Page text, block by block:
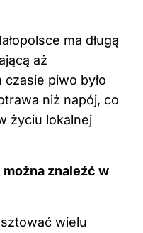
ma długą
aż
piwo było
niż napój, co
życiu lokalnej
znaleźć w
wielu